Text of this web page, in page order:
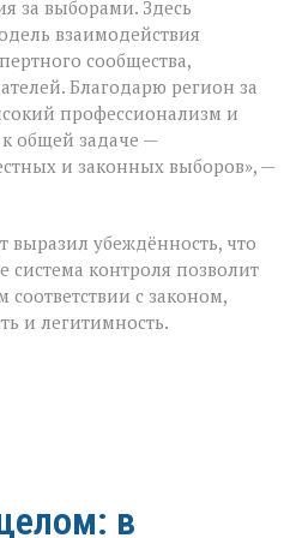
за выборами. Здесь
взаимодействия
сообщества,
Благодарю регион за
профессионализм и
общей задаче —
и законных выборов», —
выразил убеждённость, что
контроля позволит
с законом,
и легитимность.
в